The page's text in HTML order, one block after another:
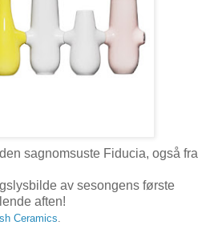
sagnomsuste Fiducia, også fra
av sesongens første
aften!
Ceramics